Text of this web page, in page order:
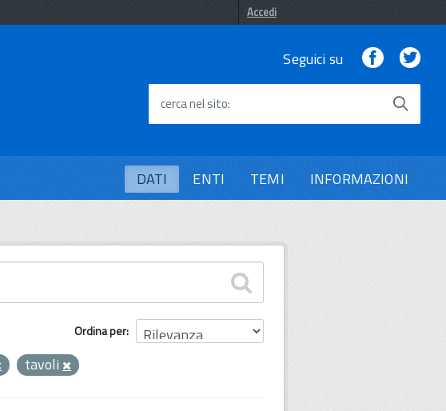
Accedi
Seguici su Facebook
cerca nel sito
DATI ENTI TEMI INFORMAZIONI
Ordina per
tavoli